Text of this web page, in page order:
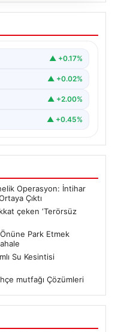
bildiri: Dikkat
▲ +0.17%
▲ +0.02%
▲ +2.00%
▲ +0.45%
Operasyon: İntihar
Çıktı
çeken ‘Terörsüz
Park Etmek
Su Kesintisi
mutfağı Çözümleri